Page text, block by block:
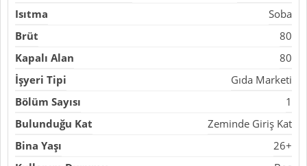
Isıtma
Soba
Brüt
80
Kapalı Alan
80
İşyeri Tipi
Gıda Marketi
Bölüm Sayısı
1
Bulunduğu Kat
Zeminde Giriş Kat
Bina Yaşı
26+